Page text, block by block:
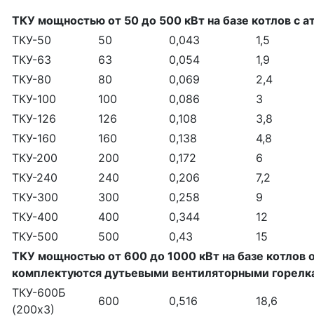
ТКУ мощностью от 50 до 500 кВт на базе котлов с
ТКУ-50
50 0,043
1,5
ТКУ-63
63 0,054
1,9
ТКУ-80
80 0,069
2,4
ТКУ-100
100 0,086
3
ТКУ-126
126 0,108
3,8
ТКУ-160
160 0,138
4,8
ТКУ-200
200 0,172
6
ТКУ-240
240 0,206
7,2
ТКУ-300
300 0,258
9
ТКУ-400
400 0,344
12
ТКУ-500
500 0,43
15
ТКУ мощностью от 600 до 1000 кВт на базе котлов
комплектуются дутьевыми вентиляторными
ТКУ-600Б
(200х3)
600 0,516
18,6